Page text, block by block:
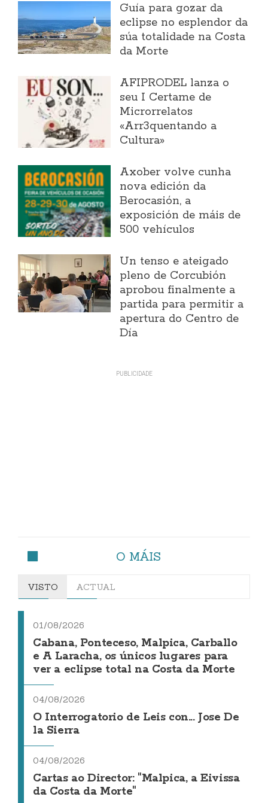
Guía para gozar da
eclipse no esplendor da
súa totalidade na Costa
da Morte
AFIPRODEL lanza o
seu I Certame de
Microrrelatos
«Arr3quentando a
Cultura»
Axober volve cunha
nova edición da
Berocasión, a
exposición de máis de
500 vehículos
Un tenso e ateigado
pleno de Corcubión
aprobou finalmente a
partida para permitir a
apertura do Centro de
Día
O MÁIS
VISTO ACTUAL
01/08/2026
Cabana, Ponteceso, Malpica, Carballo
e A Laracha, os únicos lugares para
ver a eclipse total na Costa da Morte
04/08/2026
O Interrogatorio de Leis con... Jose De
la Sierra
04/08/2026
Cartas ao Director: "Malpica, a Eivissa
da Costa da Morte"